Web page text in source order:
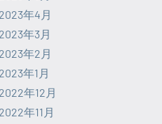
2023年4月
2023年3月
2023年2月
2023年1月
2022年12月
2022年11月